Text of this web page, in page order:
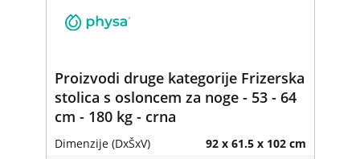
Proizvodi druge kategorije Frizerska
stolica s osloncem za noge - 53 - 64
cm - 180 kg - crna
Dimenzije (DxŠxV) 92 x 61.5 x 102 cm